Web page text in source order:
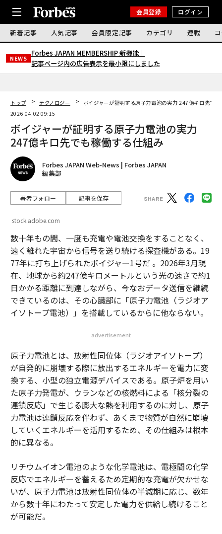
会員登録 ログイン
新着記事 人気記事 会員限定記事 カテゴリ 連載
NEWS
Forbes JAPAN MEMBERSHIP 新機能｜
記事ページ内の広告表示を最小限にしました
トップ テクノロジー
ボイジャーが証明する原子力電池の実力 247億キロ先で
2026.04.02 09:15
ボイジャーが証明する原子力電池の実力
247億キロ先でも稼働する仕組み
Forbes JAPAN Web-News | Forbes JAPAN
編集部
著者フォロー 記事を保存
stock.adobe.com
数十年もの間、一度も充電や電池交換をすることなく、
遠く離れた宇宙から信号を送り続ける探査機がある。19
77年に打ち上げられたボイジャー1号だ 。2026年3月現
在、地球から約247億キロメートルという光の速さで約1
日かかる距離に到達しながら、今なおデータ送信を継続
できているのは、その心臓部に「原子力電池（ラジオア
イソトープ電池）」を搭載しているからに他ならない。
advertisement
原子力電池とは、放射性同位体（ラジオアイソトープ）
が自発的に崩壊する際に放出するエネルギーを電力に変
換する、小型の独立電源デバイスである。原子炉を用い
た原子力発電が、ウランなどの核燃料による「核分裂の
連鎖反応」で生じる膨大な熱を利用するのに対し、原子
力電池は連鎖反応を伴わず、あくまで物質が自然に崩壊
していくエネルギーを活用するため、その仕組みは根本
的に異なる。
リチウムイオン電池のような化学電池は、電極間の化学
反応でエネルギーを蓄えるため定期的な充電が欠かせな
いが、原子力電池は放射性同位体の半減期に応じ、数年
から数十年にわたって安定した電力を供給し続けること
が可能だ。